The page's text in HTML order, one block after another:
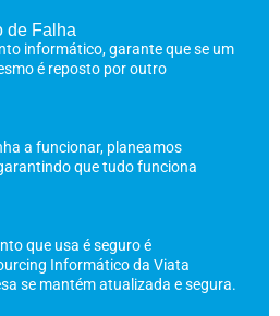
de Falha
informático, garante que se um
é reposto por outro
a funcionar, planeamos
que tudo funciona
que usa é seguro é
Informático da Viata
se mantém atualizada e segura.